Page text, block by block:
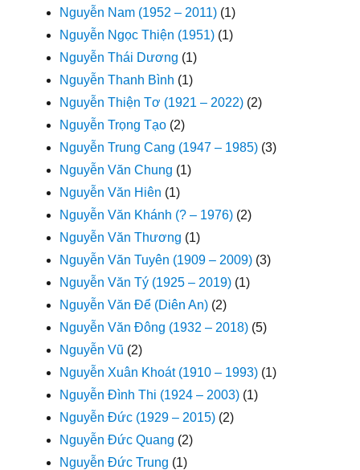
Nguyễn Nam (1952 – 2011) (1)
Nguyễn Ngọc Thiện (1951) (1)
Nguyễn Thái Dương (1)
Nguyễn Thanh Bình (1)
Nguyễn Thiện Tơ (1921 – 2022) (2)
Nguyễn Trọng Tạo (2)
Nguyễn Trung Cang (1947 – 1985) (3)
Nguyễn Văn Chung (1)
Nguyễn Văn Hiên (1)
Nguyễn Văn Khánh (? – 1976) (2)
Nguyễn Văn Thương (1)
Nguyễn Văn Tuyên (1909 – 2009) (3)
Nguyễn Văn Tý (1925 – 2019) (1)
Nguyễn Văn Để (Diên An) (2)
Nguyễn Văn Đông (1932 – 2018) (5)
Nguyễn Vũ (2)
Nguyễn Xuân Khoát (1910 – 1993) (1)
Nguyễn Đình Thi (1924 – 2003) (1)
Nguyễn Đức (1929 – 2015) (2)
Nguyễn Đức Quang (2)
Nguyễn Đức Trung (1)